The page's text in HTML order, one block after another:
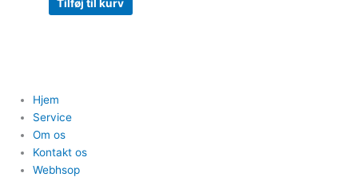
Tilføj til kurv
Hjem
Service
Om os
Kontakt os
Webhsop